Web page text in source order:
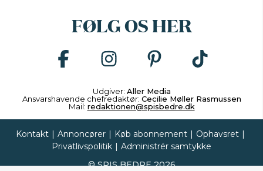
FØLG OS HER
Udgiver: Aller Media
Ansvarshavende chefredaktør: Cecilie Møller Rasmussen
Mail: redaktionen@spisbedre.dk
Kontakt | Annoncører | Køb abonnement | Ophavsret |
Privatlivspolitik | Administrér samtykke
©SPIS BEDRE2026